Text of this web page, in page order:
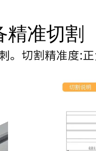
精准切割
。切割精准度: